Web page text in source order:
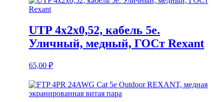
UTP 4x2x0,52, кабель 5е.
Уличный, медный, ГОСт Rexant
65,00 ₽